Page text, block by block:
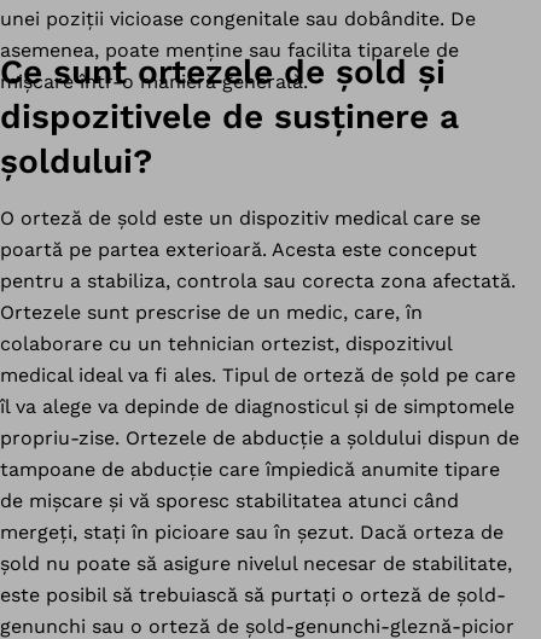
unei poziții vicioase congenitale sau dobândite. De
asemenea, poate menține sau facilita tiparele de
mișcare într-o manieră generală.
Ce sunt ortezele de șold și
dispozitivele de susținere a
șoldului?
O orteză de șold este un dispozitiv medical care se
poartă pe partea exterioară. Acesta este conceput
pentru a stabiliza, controla sau corecta zona afectată.
Ortezele sunt prescrise de un medic, care, în
colaborare cu un tehnician ortezist, dispozitivul
medical ideal va fi ales. Tipul de orteză de șold pe care
îl va alege va depinde de diagnosticul și de simptomele
propriu-zise. Ortezele de abducție a șoldului dispun de
tampoane de abducție care împiedică anumite tipare
de mișcare și vă sporesc stabilitatea atunci când
mergeți, stați în picioare sau în șezut. Dacă orteza de
șold nu poate să asigure nivelul necesar de stabilitate,
este posibil să trebuiască să purtați o orteză de șold-
genunchi sau o orteză de șold-genunchi-gleznă-picior